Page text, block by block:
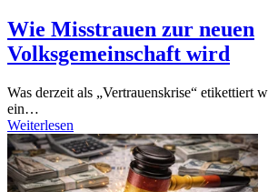
Wie Misstrauen zur neuen
Volksgemeinschaft wird
Was derzeit als „Vertrauenskrise“ etikettiert
ein…
Weiterlesen